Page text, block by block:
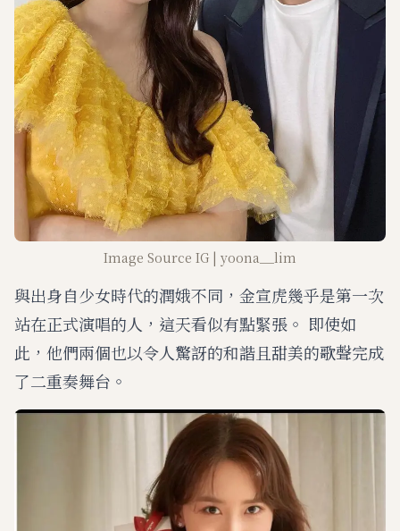
Image Source IG | yoona__lim
與出身自少女時代的潤娥不同，金宣虎幾乎是第一次
站在正式演唱的人，這天看似有點緊張。 即使如
此，他們兩個也以令人驚訝的和諧且甜美的歌聲完成
了二重奏舞台。